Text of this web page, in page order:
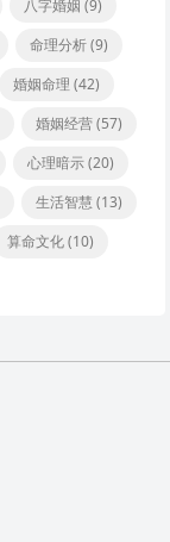
八字婚姻 (9)
命理分析(9)
婚姻命理 (42)
婚姻经营(57)
心理暗示(20)
生活智慧 (13)
算命文化(10)